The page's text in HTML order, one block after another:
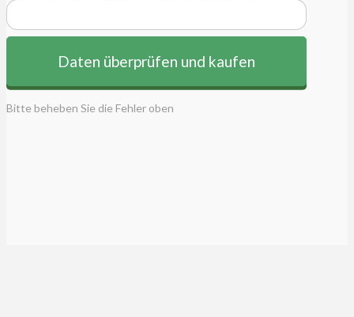
Bitte beheben Sie die Fehler oben